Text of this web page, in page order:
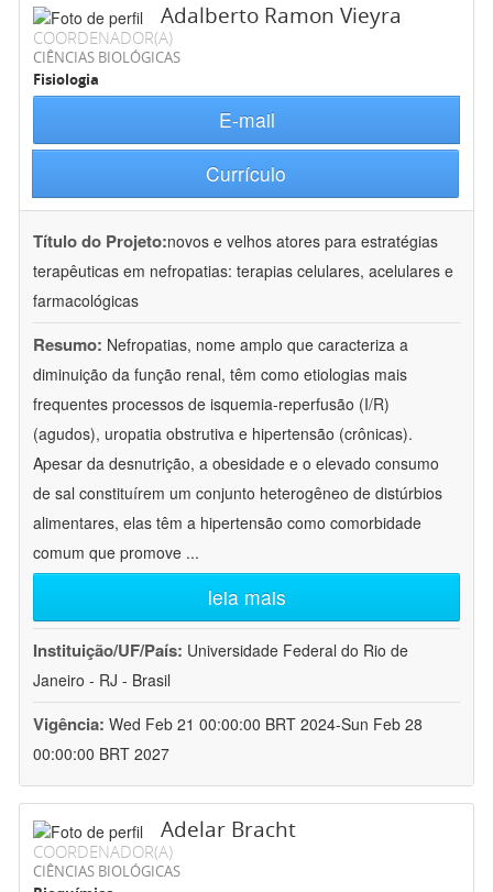
Adalberto Ramon Vieyra
COORDENADOR(A)
CIÊNCIAS BIOLÓGICAS
Fisiologia
E-mail
Currículo
Título do Projeto:novos e velhos atores para estratégias
terapêuticas em nefropatias: terapias celulares, acelulares e
farmacológicas
Resumo: Nefropatias, nome amplo que caracteriza a
diminuição da função renal, têm como etiologias mais
frequentes processos de isquemia-reperfusão (I/R)
(agudos), uropatia obstrutiva e hipertensão (crônicas).
Apesar da desnutrição, a obesidade e o elevado consumo
de sal constituírem um conjunto heterogêneo de distúrbios
alimentares, elas têm a hipertensão como comorbidade
comum que promove ...
leia mais
Instituição/UF/País: Universidade Federal do Rio de
Janeiro - RJ - Brasil
Vigência: Wed Feb 21 00:00:00 BRT 2024-Sun Feb 28
00:00:00 BRT 2027
Adelar Bracht
COORDENADOR(A)
CIÊNCIAS BIOLÓGICAS